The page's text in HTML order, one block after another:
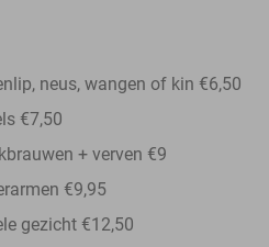
neus, wangen of kin €6,50
€7,50
+ verven €9
€9,95
gezicht €12,50